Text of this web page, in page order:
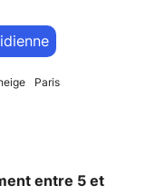
Paris
entre 5 et